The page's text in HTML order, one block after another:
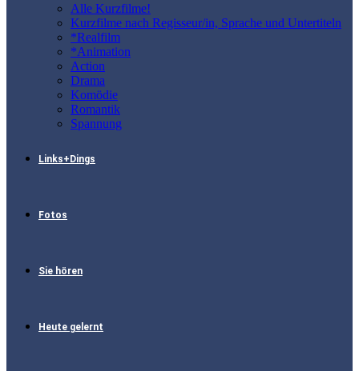
Alle Kurzfilme!
Kurzfilme nach Regisseur/in, Sprache und Untertiteln
*Realfilm
*Animation
Action
Drama
Komödie
Romantik
Spannung
Links+Dings
Fotos
Sie hören
Heute gelernt